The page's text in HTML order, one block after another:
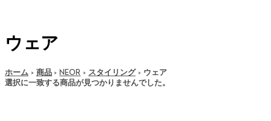
ウェア
ホーム 商品 NEOR スタイリング
ウェア
選択に一致する商品が見つかりませんでした。